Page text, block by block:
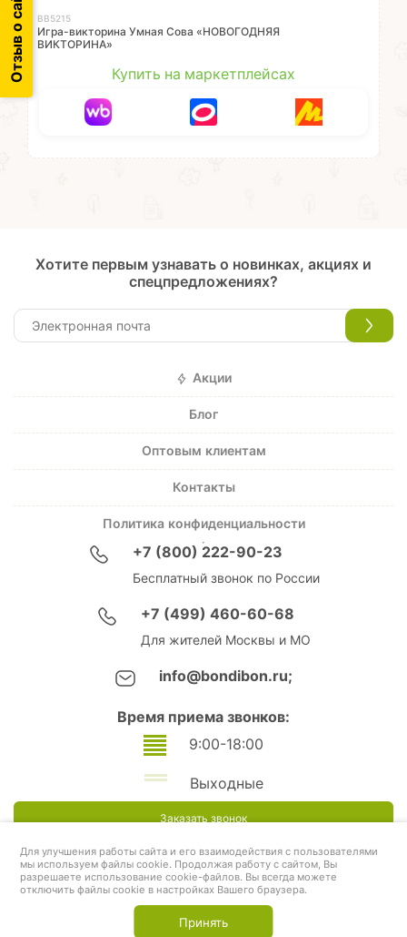
ВВ5215
Игра-викторина Умная Сова «НОВОГОДНЯЯ
ВИКТОРИНА»
Купить на маркетплейсах
Отзыв о сайте
Хотите первым узнавать о новинках, акциях и
спецпредложениях?
Акции
Блог
Оптовым клиентам
Контакты
Политика конфиденциальности
+7 (800) 222-90-23
Бесплатный звонок по России
+7 (499) 460-60-68
Для жителей Москвы и МО
info@bondibon.ru;
Время приема звонков:
9:00-18:00
Выходные
Заказать звонок
Для улучшения работы сайта и его взаимодействия с пользователями
мы используем файлы cookie. Продолжая работу с сайтом, Вы
разрешаете использование cookie-файлов. Вы всегда можете
отключить файлы cookie в настройках Вашего браузера.
Принять